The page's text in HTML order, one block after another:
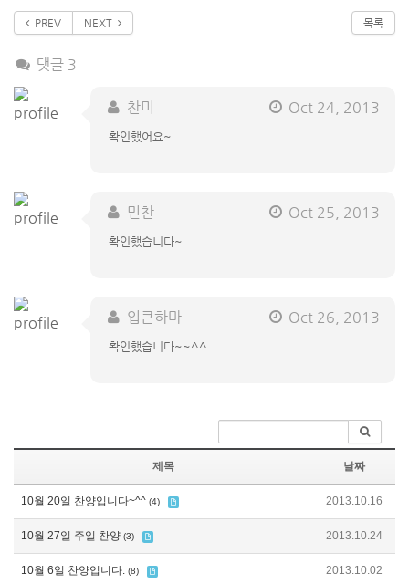
PREV NEXT 목록
댓글 3
찬미 Oct 24, 2013
확인했어요~
민찬 Oct 25, 2013
확인했습니다~
입큰하마 Oct 26, 2013
확인했습니다~~^^
제목 날짜
10월 20일 찬양입니다~^^ (4) 2013.10.16
10월 27일 주일 찬양 (3) 2013.10.24
10월 6일 찬양입니다. (8) 2013.10.02